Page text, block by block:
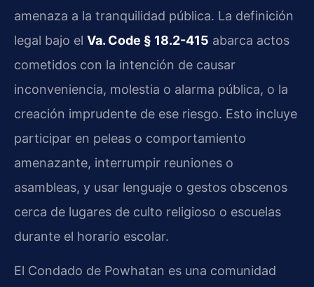
amenaza a la tranquilidad pública. La definición
legal bajo el Va. Code § 18.2-415 abarca actos
cometidos con la intención de causar
inconveniencia, molestia o alarma pública, o la
creación imprudente de ese riesgo. Esto incluye
participar en peleas o comportamiento
amenazante, interrumpir reuniones o
asambleas, y usar lenguaje o gestos obscenos
cerca de lugares de culto religioso o escuelas
durante el horario escolar.
El Condado de Powhatan es una comunidad